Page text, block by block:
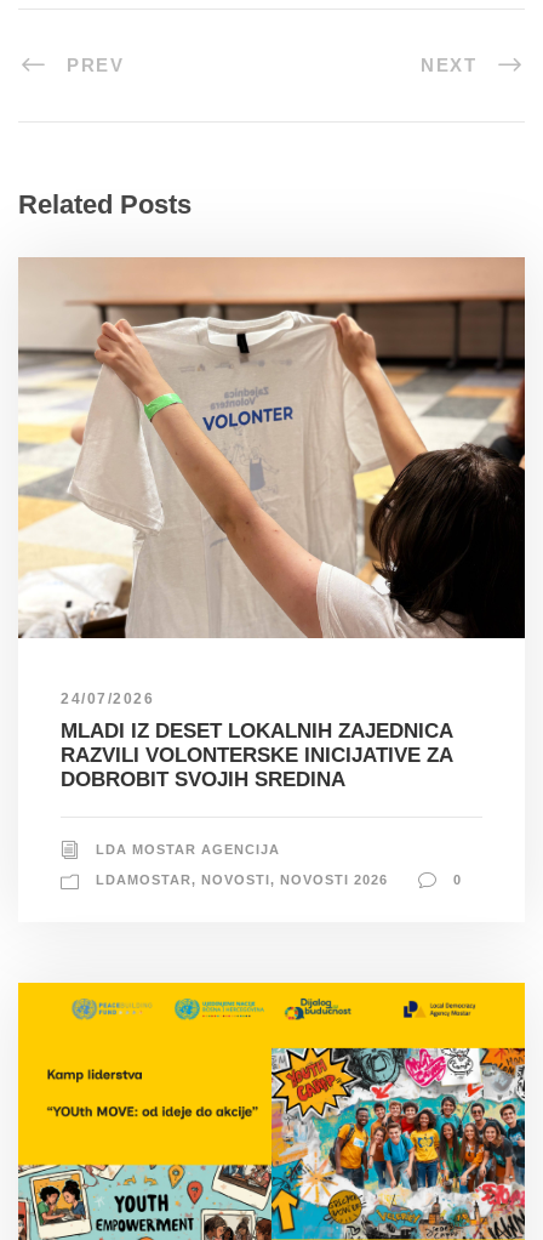
PREV NEXT
Related Posts
24/07/2026
MLADI IZ DESET LOKALNIH ZAJEDNICA
RAZVILI VOLONTERSKE INICIJATIVE ZA
DOBROBIT SVOJIH SREDINA
LDA MOSTAR AGENCIJA
LDAMOSTAR, NOVOSTI, NOVOSTI 2026 0